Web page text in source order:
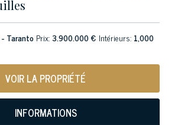
Taranto Prix:3.900.000 € Intérieurs: 1,000
VOIR LA PROPRIÉTÉ
INFORMATIONS